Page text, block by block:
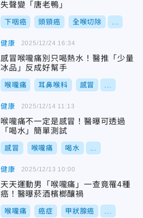
失聲變「唐老鴨」
下咽癌 頭頸癌 全喉切除
健康
感冒喉嚨痛別只喝熱水！醫推「少量
冰品」反成好幫手
喉嚨痛 耳鼻喉科 感冒
2025/12/24 16:34
健康
喉嚨痛不一定是感冒！醫曝可透過
「喝水」簡單測試
感冒 喉嚨痛 喝水
2025/12/14 11:13
健康
天天運動男「喉嚨痛」一查竟罹4種
癌！醫曝菸酒檳榔釀禍
喉嚨痛 癌症 甲狀腺癌
2025/12/13 10:00